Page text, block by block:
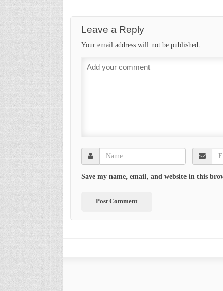
Leave a Reply
Your email address will not be published.
Save my name, email, and website in this